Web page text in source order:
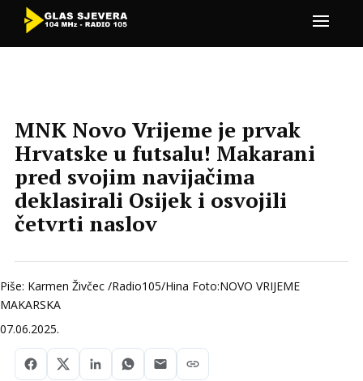
MNK Novo Vrijeme je prvak
Hrvatske u futsalu! Makarani
pred svojim navijačima
deklasirali Osijek i osvojili
četvrti naslov
Piše: Karmen Živčec /Radio105/Hina Foto:NOVO VRIJEME
MAKARSKA
07.06.2025.